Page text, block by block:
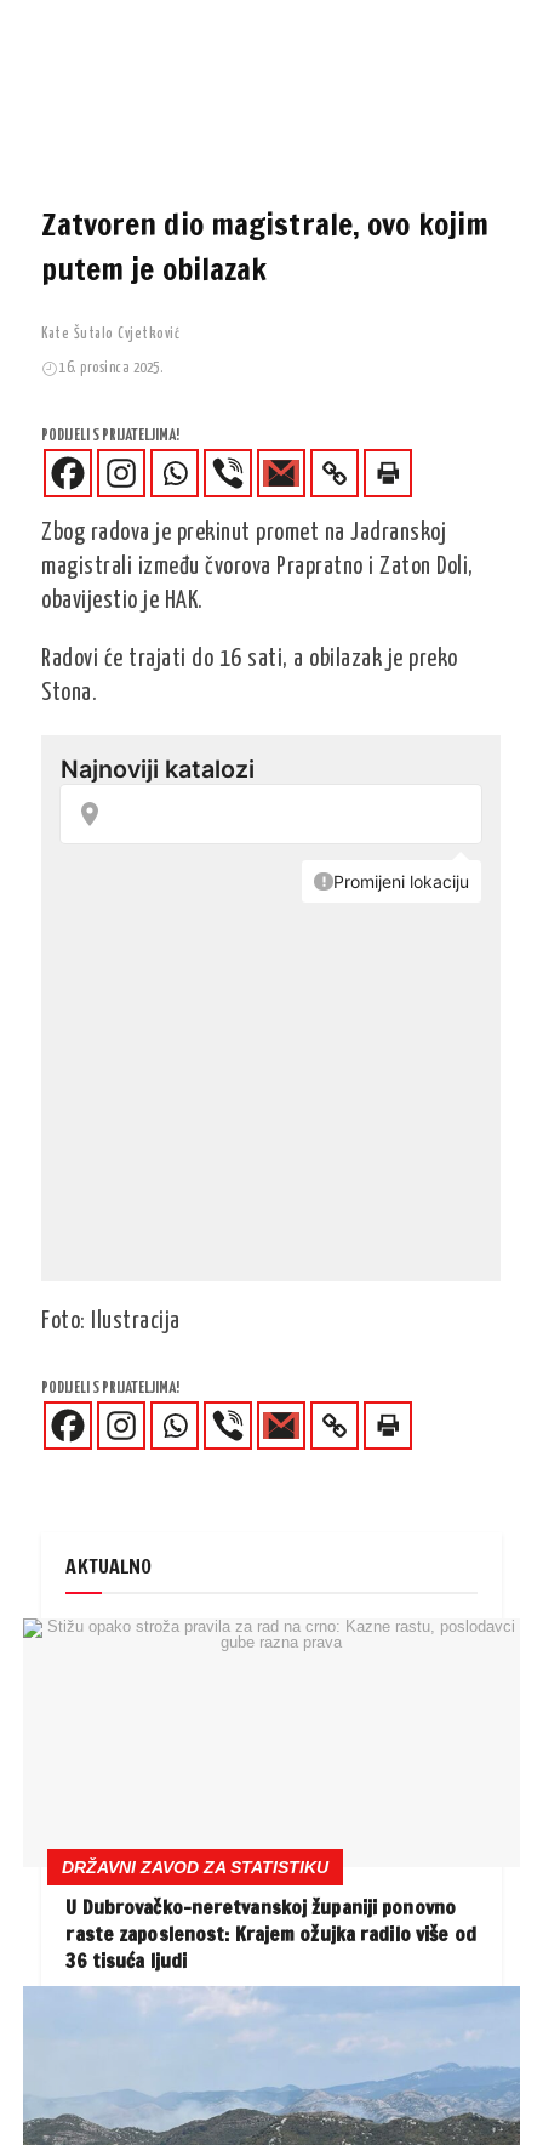
Zatvoren dio magistrale, ovo kojim
putem je obilazak
Kate Šutalo Cvjetković
16. prosinca 2025.
PODIJELI S PRIJATELJIMA!
Zbog radova je prekinut promet na Jadranskoj
magistrali između čvorova Prapratno i Zaton Doli,
obavijestio je HAK.
Radovi će trajati do 16 sati, a obilazak je preko
Stona.
Foto: Ilustracija
PODIJELI S PRIJATELJIMA!
AKTUALNO
DRŽAVNI ZAVOD ZA STATISTIKU
U Dubrovačko-neretvanskoj županiji ponovno
raste zaposlenost: Krajem ožujka radilo više od
36 tisuća ljudi